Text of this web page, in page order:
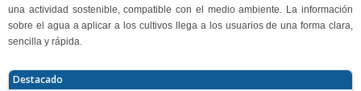
una actividad sostenible, compatible con el medio ambiente. La información
sobre el agua a aplicar a los cultivos llega a los usuarios de una forma clara,
sencilla y rápida.
Destacado